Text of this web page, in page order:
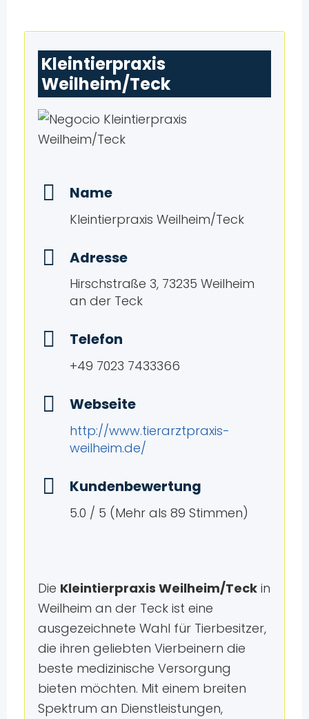
Kleintierpraxis
Weilheim/Teck
Name
Kleintierpraxis Weilheim/Teck
Adresse
Hirschstraße 3, 73235 Weilheim
an der Teck
Telefon
+49 7023 7433366
Webseite
http://www.tierarztpraxis-
weilheim.de/
Kundenbewertung
5.0 / 5 (Mehr als 89 Stimmen)
Die Kleintierpraxis Weilheim/Teckin
Weilheim an der Teck ist eine
ausgezeichnete Wahl für Tierbesitzer,
die ihren geliebten Vierbeinern die
beste medizinische Versorgung
bieten möchten. Mit einem breiten
Spektrum an Dienstleistungen,